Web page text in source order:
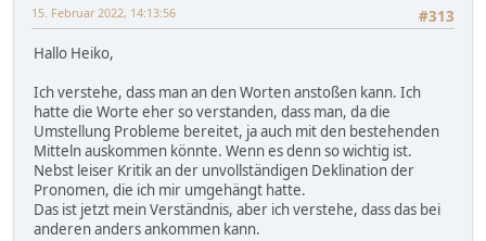
#313
15. Februar 2022, 14:13:56
Hallo Heiko,
Ich verstehe, dass man an den Worten anstoßen kann. Ich
hatte die Worte eher so verstanden, dass man, da die
Umstellung Probleme bereitet, ja auch mit den bestehenden
Mitteln auskommen könnte. Wenn es denn so wichtig ist.
Nebst leiser Kritik an der unvollständigen Deklination der
Pronomen, die ich mir umgehängt hatte.
Das ist jetzt mein Verständnis, aber ich verstehe, dass das bei
anderen anders ankommen kann.